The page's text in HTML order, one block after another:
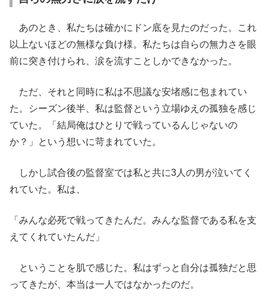
あのとき、私たちは確かにドン底を見たのだった。これ
以上ないほどの無様な負け様。私たちは自らの無力さを眼
前に突き付けられ、涙を流すことしかできなかった。
ただ、それと同時に私は不思議な安堵感に包まれてい
た。シーズン後半、私は監督という立場ゆえの孤独を感じ
ていた。「結局俺はひとりで戦っているんじゃないの
か？」という想いに苛まれていた。
しかし試合後の監督室では私と共に3人の男が泣いてく
れていた。私は、
「みんな必死で戦ってきたんだ。みんな監督である私を支
えてくれていたんだ」
ということを肌で感じた。私はずっと自分は孤独だと思
ってきたが、本当は一人ではなかったのだ。